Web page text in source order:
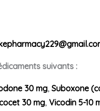
suivants :
30 mg, Suboxone
30 mg, Vicodin 5-10